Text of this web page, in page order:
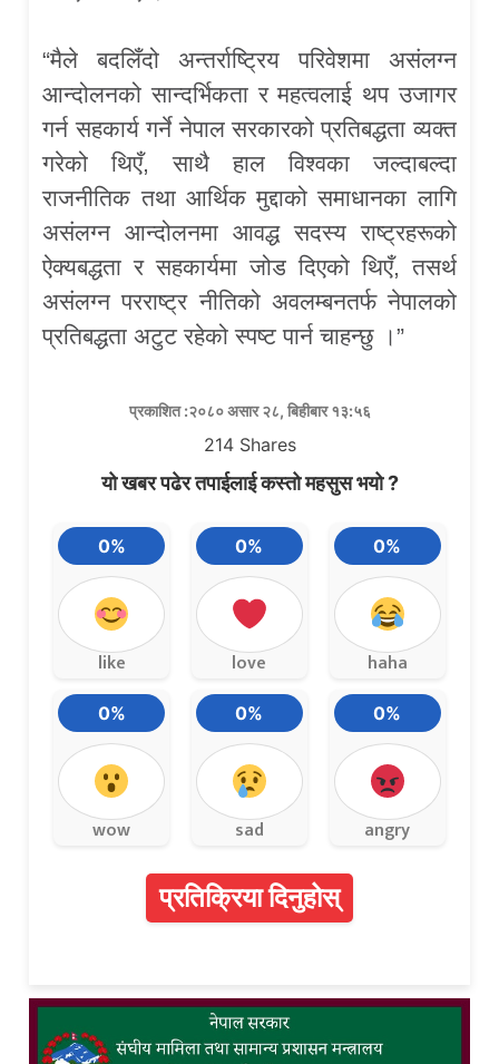
“मैले बदलिँदो अन्तर्राष्ट्रिय परिवेशमा असंलग्न
आन्दोलनको सान्दर्भिकता र महत्वलाई थप उजागर
गर्न सहकार्य गर्ने नेपाल सरकारको प्रतिबद्धता व्यक्त
गरेको थिएँ, साथै हाल विश्वका जल्दाबल्दा
राजनीतिक तथा आर्थिक मुद्दाको समाधानका लागि
असंलग्न आन्दोलनमा आवद्ध सदस्य राष्ट्रहरूको
ऐक्यबद्धता र सहकार्यमा जोड दिएको थिएँ, तसर्थ
असंलग्न परराष्ट्र नीतिको अवलम्बनतर्फ नेपालको
प्रतिबद्धता अटुट रहेको स्पष्ट पार्न चाहन्छु ।”
प्रकाशित :२०८० असार २८, बिहीबार १३:५६
214 Shares
यो खबर पढेर तपाईलाई कस्तो महसुस भयो ?
0%
like
0%
love
0%
haha
0%
wow
0%
sad
0%
angry
प्रतिक्रिया दिनुहोस्